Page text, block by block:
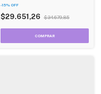
-15% OFF
$29.651,26 $34.679,85